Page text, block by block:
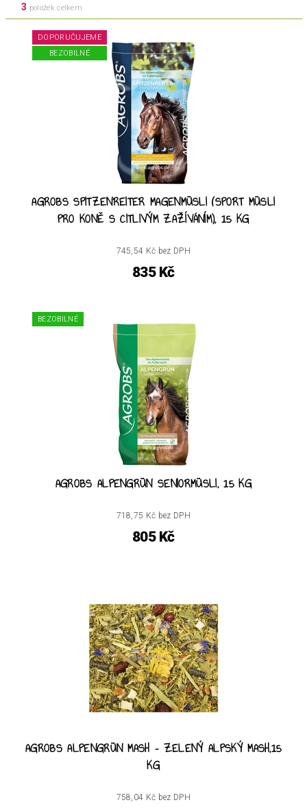
3 položek celkem
DOPORUČUJEME
BEZOBILNÉ
AGROBS SPITZENREITER MAGENMÜSLI (SPORT MÜSLI
PRO KONĚ S CITLIVÝM ZAŽÍVÁNÍM), 15 KG
745,54 Kč bez DPH
835 Kč
BEZOBILNÉ
AGROBS ALPENGRÜN SENIORMÜSLI, 15 KG
718,75 Kč bez DPH
805 Kč
AGROBS ALPENGRÜN MASH – ZELENÝ ALPSKÝ MASH,15
KG
758,04 Kč bez DPH